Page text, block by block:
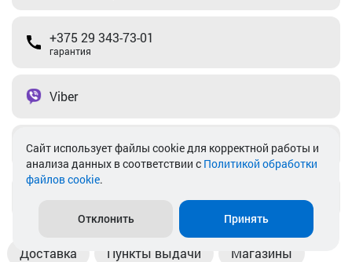
+375 29 343-73-01
гарантия
Viber
Telegram
Доставка Пункты выдачи Магазины
Cайт использует файлы cookie для корректной работы и
анализа данных в соответствии с Политикой обработки
файлов cookie.
Отклонить Принять